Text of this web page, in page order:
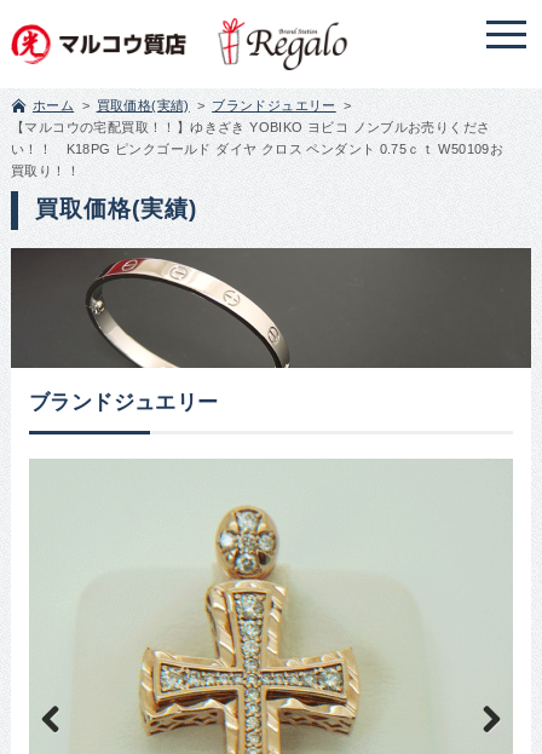
ホーム 買取価格(実績)
ブランドジュエリー
【マルコウの宅配買取！！】ゆきざき YOBIKO ヨビコ ノンブルお売りくださ
い！！ K18PG ピンクゴールド ダイヤ クロス ペンダント 0.75ｃｔ W50109お
買取り！！
買取価格(実績)
ブランドジュエリー